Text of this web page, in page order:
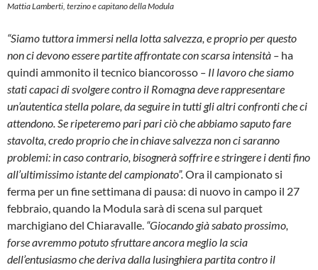
Mattia Lamberti, terzino e capitano della Modula
“Siamo tuttora immersi nella lotta salvezza, e proprio per questo
non ci devono essere partite affrontate con scarsa intensità – ha
quindi ammonito il tecnico biancorosso – Il lavoro che siamo
stati capaci di svolgere contro il Romagna deve rappresentare
un’autentica stella polare, da seguire in tutti gli altri confronti che ci
attendono. Se ripeteremo pari pari ciò che abbiamo saputo fare
stavolta, credo proprio che in chiave salvezza non ci saranno
problemi: in caso contrario, bisognerà soffrire e stringere i denti fino
all’ultimissimo istante del campionato”.Ora il campionato si
ferma per un fine settimana di pausa: di nuovo in campo il 27
febbraio, quando la Modula sarà di scena sul parquet
marchigiano del Chiaravalle. “Giocando già sabato prossimo,
forse avremmo potuto sfruttare ancora meglio la scia
dell’entusiasmo che deriva dalla lusinghiera partita contro il